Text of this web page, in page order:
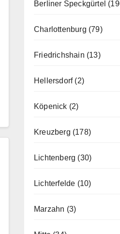
Berliner Speckgürtel
Charlottenburg (79)
Friedrichshain (13)
Hellersdorf(2)
Köpenick (2)
Kreuzberg (178)
Lichtenberg (30)
Lichterfelde (10)
Marzahn (3)